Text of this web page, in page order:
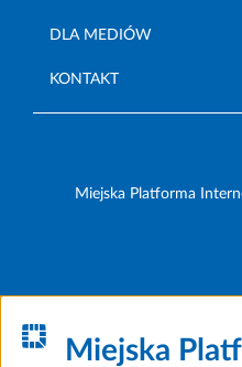
DLA MEDIÓW
KONTAKT
Miejska Platforma
Miejska